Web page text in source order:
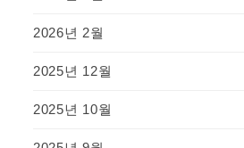
2026년 2월
2025년 12월
2025년 10월